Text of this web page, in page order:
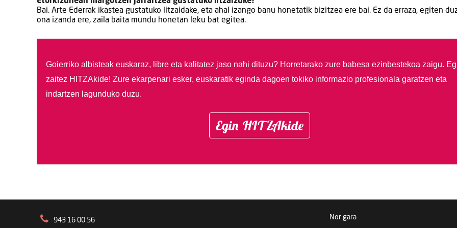
Bai. Arte Ederrak ikastea gustatuko litzaidake, eta ahal izango banu honetatik bizitzea ere bai. Ez da erraza, egiten
ona izanda ere, zaila baita mundu honetan leku bat egitea.
Goierriko albisteak euskaraz, libre eta kalitatez jaso nahi dituzu? Horretarako zure babesa ezinbestekoa zaigu.
zaitez HITZAkide! Zure ekarpenari esker, euskaratik eginda dagoen tokiko informazio profesionala garatzen eta
indartzen lagunduko duzu.
Egin HITZAkide
943 16 00 56 Nor gara